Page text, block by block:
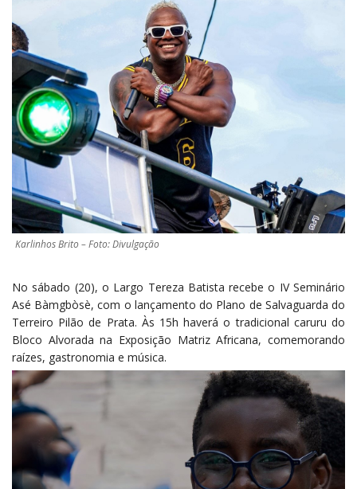
Karlinhos Brito – Foto: Divulgação
No sábado (20), o Largo Tereza Batista recebe o IV Seminário
Asé Bàmgbòsè, com o lançamento do Plano de Salvaguarda do
Terreiro Pilão de Prata. Às 15h haverá o tradicional caruru do
Bloco Alvorada na Exposição Matriz Africana, comemorando
raízes, gastronomia e música.